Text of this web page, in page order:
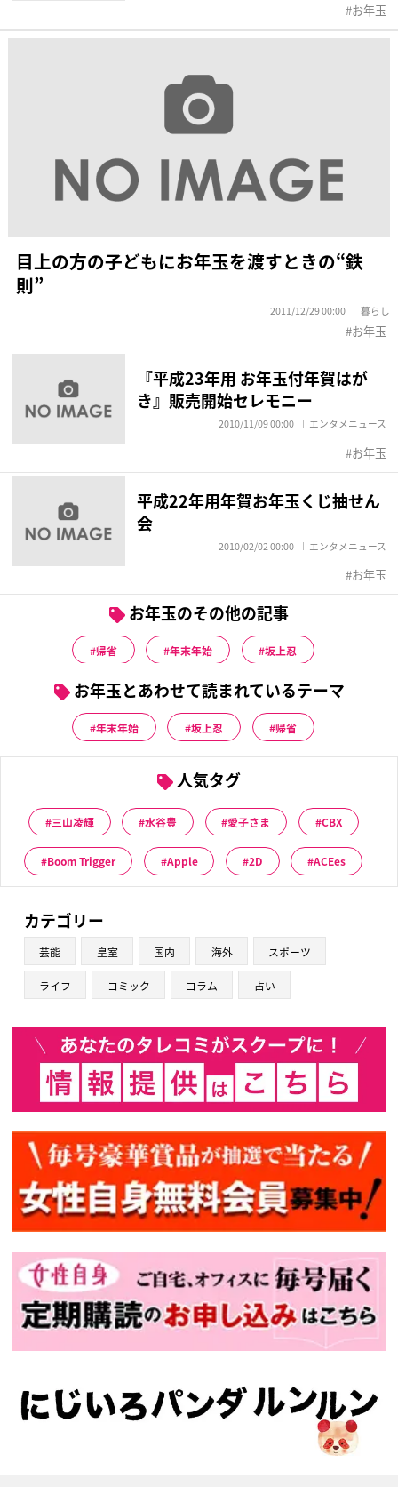
お年玉
目上の方の子どもにお年玉を渡すときの“鉄
則”
2011/12/29 00:00 暮らし
お年玉
『平成23年用 お年玉付年賀はが
き』販売開始セレモニー
2010/11/09 00:00 エンタメニュース
お年玉
平成22年用年賀お年玉くじ抽せん
会
2010/02/02 00:00 エンタメニュース
お年玉
お年玉のその他の記事
帰省 年末年始 坂上忍
お年玉とあわせて読まれているテーマ
年末年始 坂上忍 帰省
人気タグ
三山凌輝 水谷豊 愛子さま CBX
Boom Trigger Apple 2D ACEes
カテゴリー
芸能 皇室 国内 海外 スポーツ
ライフ コミック コラム 占い